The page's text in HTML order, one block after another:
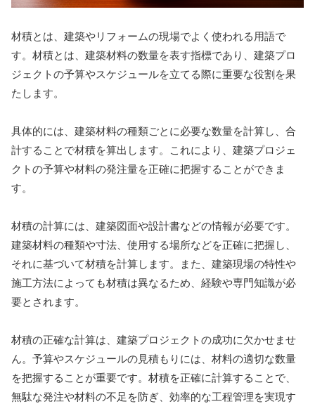
材積とは、建築やリフォームの現場でよく使われる用語で
す。材積とは、建築材料の数量を表す指標であり、建築プロ
ジェクトの予算やスケジュールを立てる際に重要な役割を果
たします。
具体的には、建築材料の種類ごとに必要な数量を計算し、合
計することで材積を算出します。これにより、建築プロジェ
クトの予算や材料の発注量を正確に把握することができま
す。
材積の計算には、建築図面や設計書などの情報が必要です。
建築材料の種類や寸法、使用する場所などを正確に把握し、
それに基づいて材積を計算します。また、建築現場の特性や
施工方法によっても材積は異なるため、経験や専門知識が必
要とされます。
材積の正確な計算は、建築プロジェクトの成功に欠かせませ
ん。予算やスケジュールの見積もりには、材料の適切な数量
を把握することが重要です。材積を正確に計算することで、
無駄な発注や材料の不足を防ぎ、効率的な工程管理を実現す